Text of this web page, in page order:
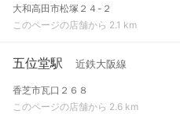
大和高田市松塚２４-２
このページの店舗から 2.1 km
五位堂駅 近鉄大阪線
香芝市瓦口２６８
このページの店舗から 2.6 km